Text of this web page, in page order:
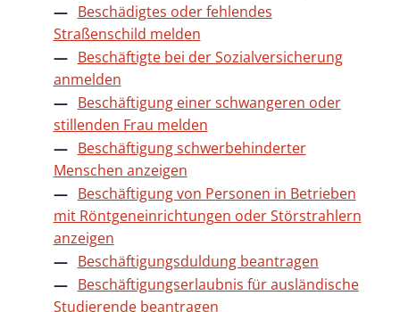
Beschädigtes oder fehlendes
Straßenschild melden
Beschäftigte bei der Sozialversicherung
anmelden
Beschäftigung einer schwangeren oder
stillenden Frau melden
Beschäftigung schwerbehinderter
Menschen anzeigen
Beschäftigung von Personen in Betrieben
mit Röntgeneinrichtungen oder Störstrahlern
anzeigen
Beschäftigungsduldung beantragen
Beschäftigungserlaubnis für ausländische
Studierende beantragen